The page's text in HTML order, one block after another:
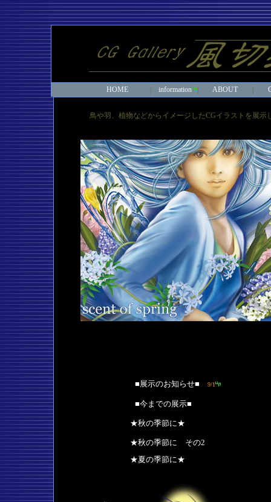
HOME information ABOUT
鳥や羽、植物などからイメージしたCGイラストを展示
■展示のお知らせ■ 9/1
■今までの展示■
★秋の季節に★
★秋の季節に その2
★夏の季節に★